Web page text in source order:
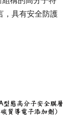
，具有安全防護